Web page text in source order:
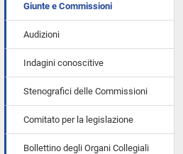
Giunte e Commissioni
Audizioni
Indagini conoscitive
Stenografici delle Commissioni
Comitato per la legislazione
Bollettino degli Organi Collegiali